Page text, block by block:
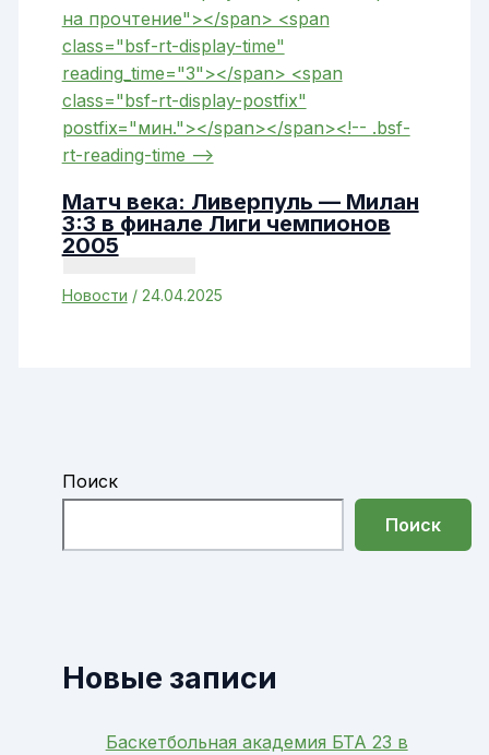
Матч века: Ливерпуль — Милан
3:3 в финале Лиги чемпионов
2005
Новости / 24.04.2025
Поиск
Поиск
Новые записи
Баскетбольная академия БТА 23 в